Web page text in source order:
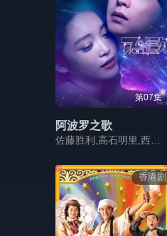
第07集
阿波罗之歌
香港剧